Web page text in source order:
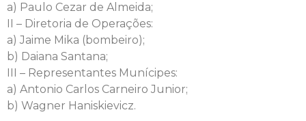
a) Paulo Cezar de Almeida;
II – Diretoria de Operações:
a) Jaime Mika (bombeiro);
b) Daiana Santana;
III – Representantes Munícipes:
a) Antonio Carlos Carneiro Junior;
b) Wagner Haniskievicz.